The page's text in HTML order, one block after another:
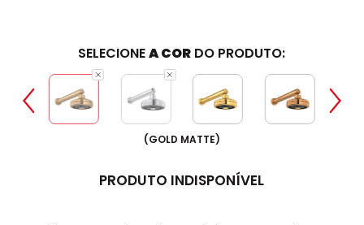
SELECIONEA COR DO PRODUTO:
(GOLD MATTE)
PRODUTO INDISPONÍVEL